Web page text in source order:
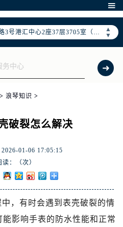

▲
▼
天津市和平区赤峰道136号天津国际金融中心26层2603室（需提前预约）
上海市徐汇区虹桥路3号港汇中心2座37层3705室（需提前预约）
上海市黄浦区南京东路299号宏伊国际广场写字楼8层806室（需提前预约）
南京市秦淮区中山南路1号南京中心22层22-C1-C3室（需提前预约）
常州市新北区龙锦路1590号现代传媒中心5号楼10层1008室（需提前预约）
绍兴市越城区胜利东路379号世茂天际中心写字楼8层805室（需提前预约）
嘉兴市南湖区广益路705号嘉兴世界贸易中心A座13层1304室（需提前预约）
南昌市红谷滩新区红谷中大道998号绿地双子塔（中央广场）A1座办公楼14层14-07室（需提前预约）
> 浪琴知识 >
破裂怎么解决
01-06 17:05:15
读：（次）
，有时会遇到表壳破裂的情
影响手表的防水性能和正常